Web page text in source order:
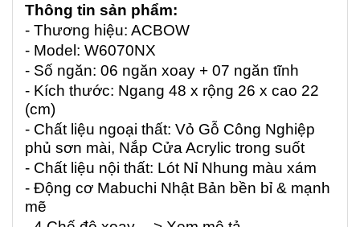
Thông tin sản phẩm:
- Thương hiệu: ACBOW
- Model: W6070NX
- Số ngăn: 06 ngăn xoay + 07 ngăn tĩnh
- Kích thước: Ngang 48 x rộng 26 x cao 22
(cm)
- Chất liệu ngoại thất: Vỏ Gỗ Công Nghiệp
phủ sơn mài, Nắp Cửa Acrylic trong suốt
- Chất liệu nội thất: Lót Nỉ Nhung màu xám
- Động cơ Mabuchi Nhật Bản bền bỉ & mạnh
mẽ